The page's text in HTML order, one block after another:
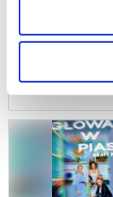
05.10.2026,